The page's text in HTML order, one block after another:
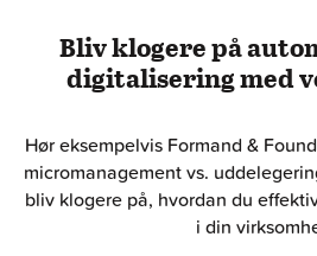
Bliv klogere på
digitalisering med
Hør eksempelvis Formand &
micromanagement vs.
bliv klogere på, hvordan du
i din